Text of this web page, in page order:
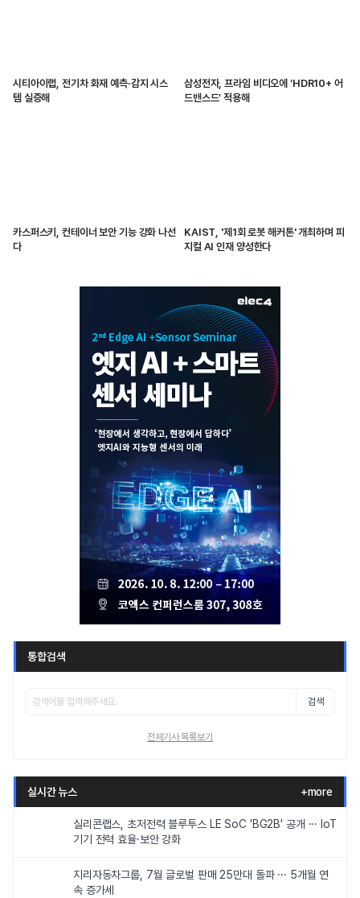
시티아이랩, 전기차 화재 예측·감지 시스
템 실증해
삼성전자, 프라임 비디오에 ‘HDR10+ 어
드밴스드’ 적용해
카스퍼스키, 컨테이너 보안 기능 강화 나선
다
KAIST, '제1회 로봇 해커톤' 개최하며 피
지컬 AI 인재 양성한다
통합검색
검색
전체기사 목록보기
실시간 뉴스 +more
실리콘랩스, 초저전력 블루투스 LE SoC 'BG2B' 공개 ··· IoT
기기 전력 효율·보안 강화
지리자동차그룹, 7월 글로벌 판매 25만대 돌파 ··· 5개월 연
속 증가세